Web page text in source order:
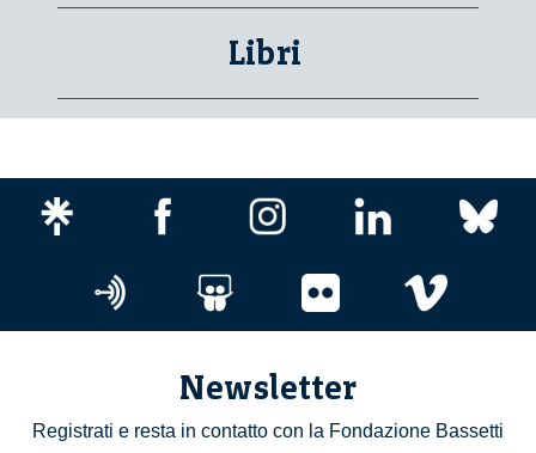
Libri
Newsletter
Registrati e resta in contatto con la Fondazione Bassetti